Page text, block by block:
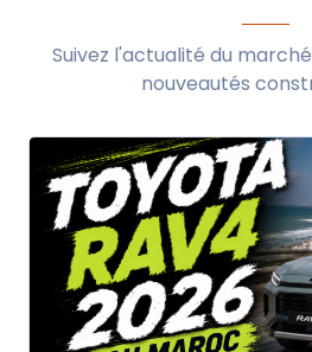
Suivez l'actualité du
nouveautés